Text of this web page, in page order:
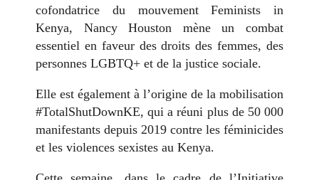
cofondatrice du mouvement Feminists in
Kenya, Nancy Houston mène un combat
essentiel en faveur des droits des femmes, des
personnes LGBTQ+ et de la justice sociale.
Elle est également à l’origine de la mobilisation
#TotalShutDownKE, qui a réuni plus de 50 000
manifestants depuis 2019 contre les féminicides
et les violences sexistes au Kenya.